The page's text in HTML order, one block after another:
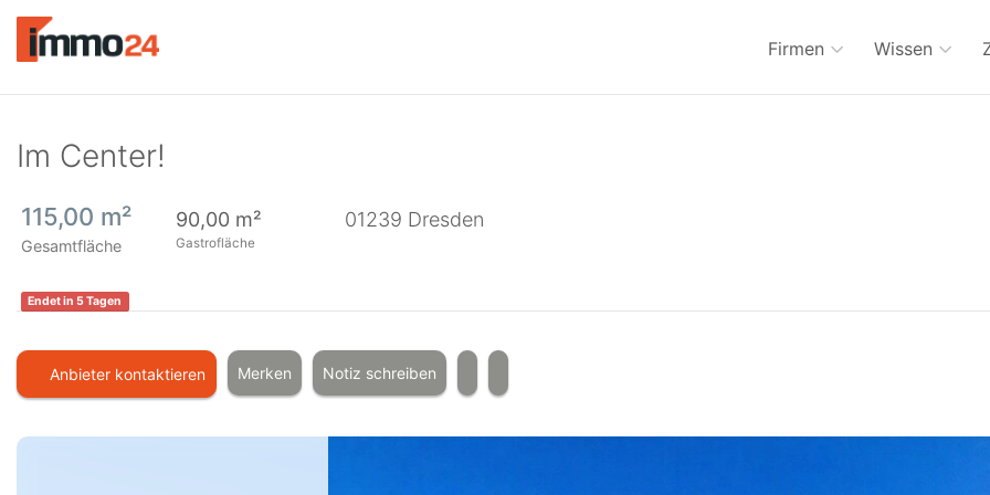
Accessibility
Modus
aktivieren
Inhalt
Firmen Wissen
Im Center!
115,00 m²
Gesamtfläche
90,00 m²
Gastrofläche
01239 Dresden
Endet in 5 Tagen
Anbieter kontaktieren Merken Notiz schreiben